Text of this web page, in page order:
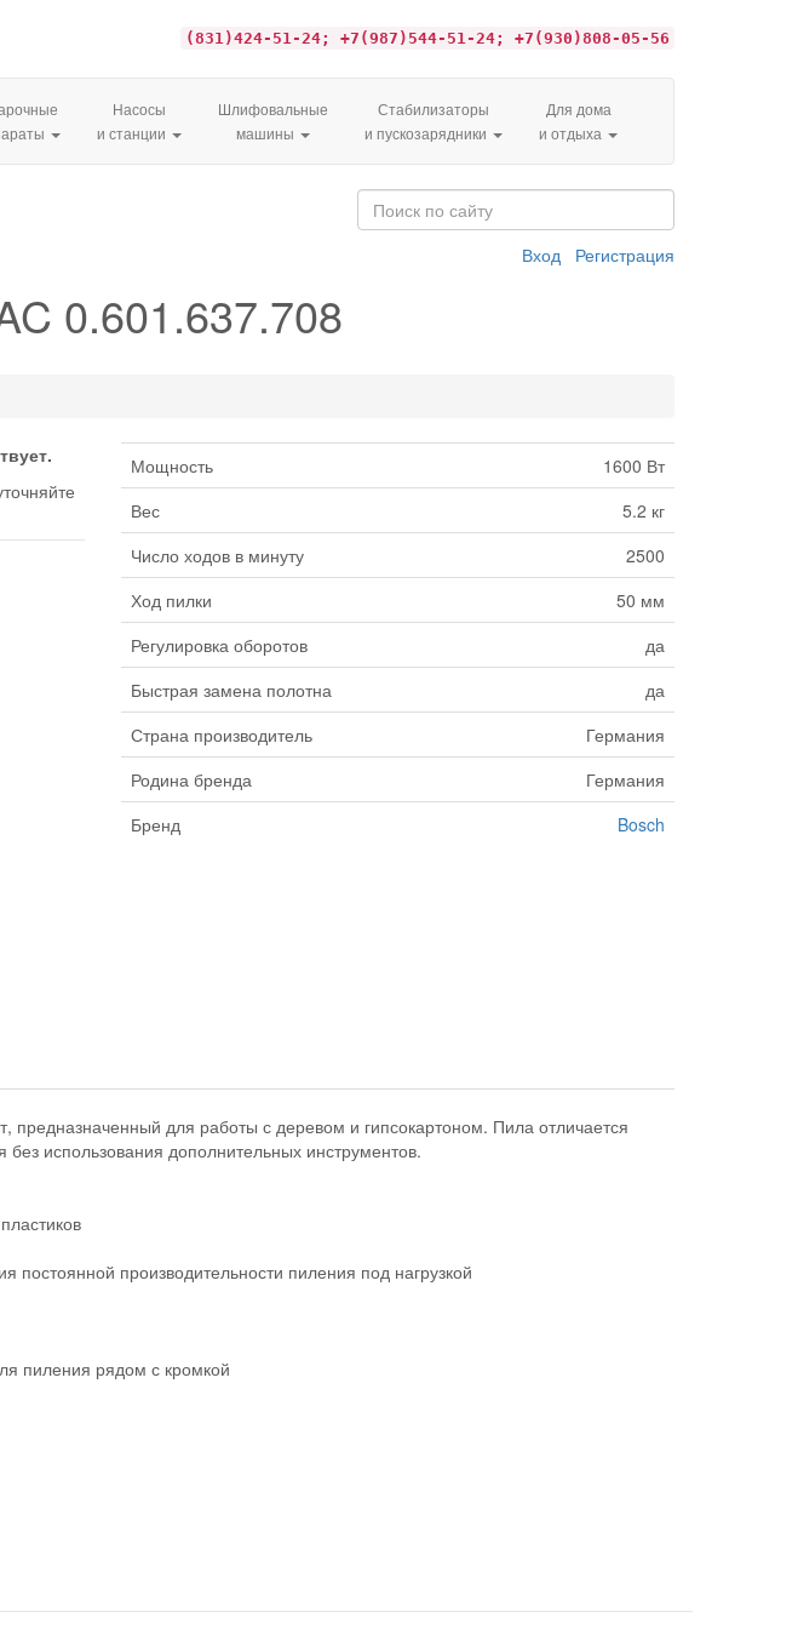
(831)424-51-24; +7(987)544-51-24; +7(930)808-05-56
Насосы
и станции
Шлифовальные
машины
Стабилизаторы
и пускозарядники
Для дома
и отдыха
Вход Регистрация
0.601.637.708
Мощность
1600 Вт
Вес
5.2 кг
Число ходов в минуту
2500
Ход пилки
50 мм
Регулировка оборотов
да
Быстрая замена полотна
да
Страна производитель
Германия
Родина бренда
Германия
Бренд
Bosch
предназначенный для работы с деревом и гипсокартоном. Пила отличается
использования дополнительных инструментов.
постоянной производительности пиления под нагрузкой
пиления рядом с кромкой